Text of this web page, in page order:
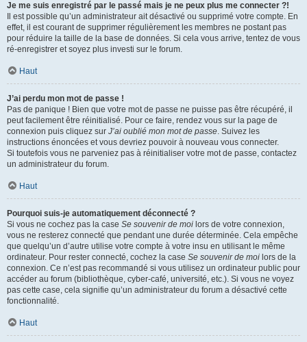
Je me suis enregistré par le passé mais je ne peux plus me connecter ?!
Il est possible qu’un administrateur ait désactivé ou supprimé votre compte. En
effet, il est courant de supprimer régulièrement les membres ne postant pas
pour réduire la taille de la base de données. Si cela vous arrive, tentez de vous
ré-enregistrer et soyez plus investi sur le forum.
Haut
J’ai perdu mon mot de passe !
Pas de panique ! Bien que votre mot de passe ne puisse pas être récupéré, il
peut facilement être réinitialisé. Pour ce faire, rendez vous sur la page de
connexion puis cliquez sur J’ai oublié mon mot de passe. Suivez les
instructions énoncées et vous devriez pouvoir à nouveau vous connecter.
Si toutefois vous ne parveniez pas à réinitialiser votre mot de passe, contactez
un administrateur du forum.
Haut
Pourquoi suis-je automatiquement déconnecté ?
Si vous ne cochez pas la case Se souvenir de moi lors de votre connexion,
vous ne resterez connecté que pendant une durée déterminée. Cela empêche
que quelqu’un d’autre utilise votre compte à votre insu en utilisant le même
ordinateur. Pour rester connecté, cochez la case Se souvenir de moi lors de la
connexion. Ce n’est pas recommandé si vous utilisez un ordinateur public pour
accéder au forum (bibliothèque, cyber-café, université, etc.). Si vous ne voyez
pas cette case, cela signifie qu’un administrateur du forum a désactivé cette
fonctionnalité.
Haut